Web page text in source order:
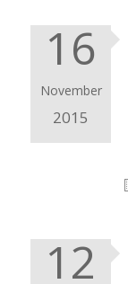
16
November
2015
12